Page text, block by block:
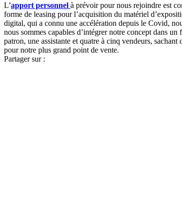
L’apport personnel à prévoir pour nous rejoindre est
forme de leasing pour l’acquisition du matériel
digital, qui a connu une accélération depuis le Covid,
nous sommes capables d’intégrer notre concept dans
patron, une assistante et quatre à cinq vendeurs,
pour notre plus grand point de vente.
Partager sur :